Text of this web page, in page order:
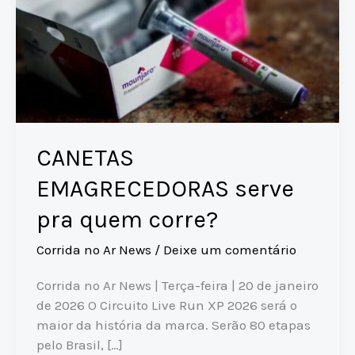
CANETAS
EMAGRECEDORAS serve
pra quem corre?
Corrida no Ar News / Deixe um comentário
Corrida no Ar News | Terça-feira | 20 de janeiro
de 2026 O Circuito Live Run XP 2026 será o
maior da história da marca. Serão 80 etapas
pelo Brasil, […]